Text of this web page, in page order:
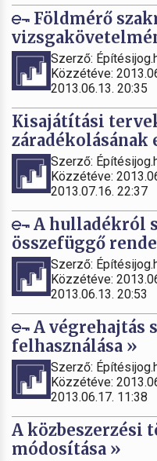
Földmérő
Szerző:
Közzétéve:
2013.06.13. 20:35
Kisajátítási
záradékolásának
Szerző:
Közzétéve:
2013.07.16. 22:37
A hulladékról
összefüggő
Szerző:
Közzétéve:
2013.06.13. 20:53
A végrehajtás
felhasználása »
Szerző:
Közzétéve:
2013.06.17. 11:38
A közbeszerzési
módosítása »